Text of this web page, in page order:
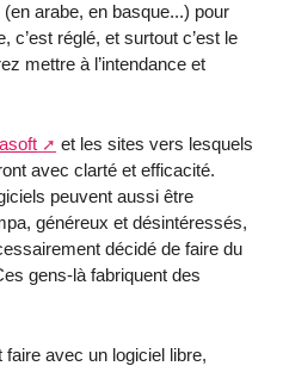
arabe, en basque...) pour
c’est réglé, et surtout c’est le
mettre à l’intendance et
et les sites vers lesquels
avec clarté et efficacité.
peuvent aussi être
généreux et désintéressés,
décidé de faire du
gens-là fabriquent des
avec un logiciel libre,